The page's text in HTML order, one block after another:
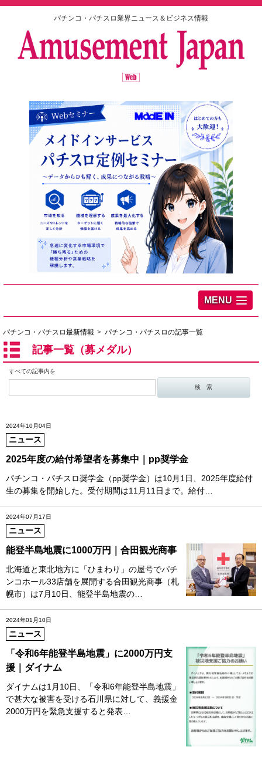
パチンコ・パチスロ業界ニュース＆ビジネス情報
MENU
パチンコ・パチスロ最新情報 パチンコ・パチスロの記事一覧
記事一覧（募メダル）
すべての記事内を
2024年10月04日
ニュース
2025年度の給付希望者を募集中｜pp奨学金
パチンコ・パチスロ奨学金（pp奨学金）は10月1日、2025年度給付
生の募集を開始した。受付期間は11月11日まで。給付…
2024年07月17日
ニュース
能登半島地震に1000万円｜合田観光商事
北海道と東北地方に「ひまわり」の屋号でパチ
ンコホール33店舗を展開する合田観光商事（札
幌市）は7月10日、能登半島地震の…
2024年01月10日
ニュース
「令和6年能登半島地震」に2000万円支
援｜ダイナム
ダイナムは1月10日、「令和6年能登半島地震」
で甚大な被害を受ける石川県に対して、義援金
2000万円を緊急支援すると発表…